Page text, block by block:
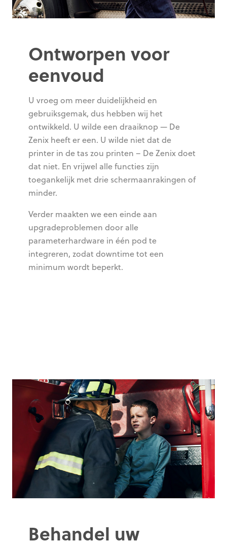
Ontworpen voor
eenvoud
U vroeg om meer duidelijkheid en
gebruiksgemak, dus hebben wij het
ontwikkeld. U wilde een draaiknop — De
Zenix heeft er een. U wilde niet dat de
printer in de tas zou printen – De Zenix doet
dat niet. En vrijwel alle functies zijn
toegankelijk met drie schermaanrakingen of
minder.
Verder maakten we een einde aan
upgradeproblemen door alle
parameterhardware in één pod te
integreren, zodat downtime tot een
minimum wordt beperkt.
Behandel uw